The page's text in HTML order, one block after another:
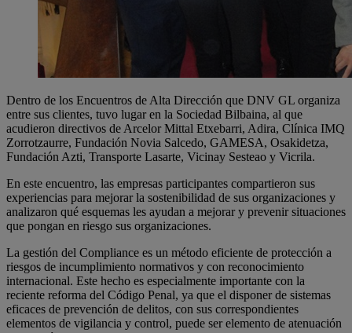
Dentro de los Encuentros de Alta Dirección que DNV GL organiza
entre sus clientes, tuvo lugar en la Sociedad Bilbaina, al que
acudieron directivos de Arcelor Mittal Etxebarri, Adira, Clínica IMQ
Zorrotzaurre, Fundación Novia Salcedo, GAMESA, Osakidetza,
Fundación Azti, Transporte Lasarte, Vicinay Sesteao y Vicrila.
En este encuentro, las empresas participantes compartieron sus
experiencias para mejorar la sostenibilidad de sus organizaciones y
analizaron qué esquemas les ayudan a mejorar y prevenir situaciones
que pongan en riesgo sus organizaciones.
La gestión del Compliance es un método eficiente de protección a
riesgos de incumplimiento normativos y con reconocimiento
internacional. Este hecho es especialmente importante con la
reciente reforma del Código Penal, ya que el disponer de sistemas
eficaces de prevención de delitos, con sus correspondientes
elementos de vigilancia y control, puede ser elemento de atenuación